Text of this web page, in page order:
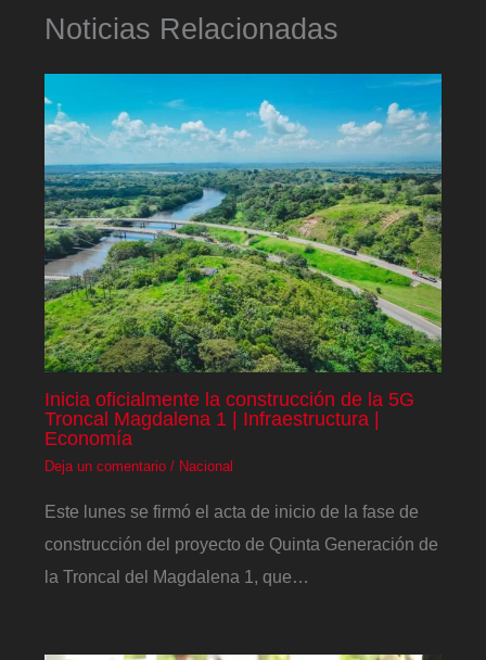
Noticias Relacionadas
Inicia oficialmente la construcción de la 5G
Troncal Magdalena 1 | Infraestructura |
Economía
Deja un comentario / Nacional
Este lunes se firmó el acta de inicio de la fase de
construcción del proyecto de Quinta Generación de
la Troncal del Magdalena 1, que…